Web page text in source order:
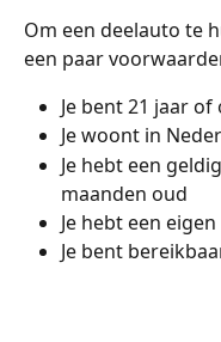
Om een deelauto te
een paar
Je bent 21 jaar
Je woont in
Je hebt een
maanden oud
Je hebt een
Je bent